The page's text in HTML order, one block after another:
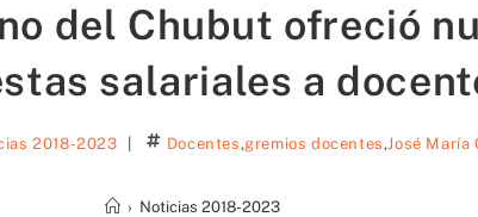
del Chubut ofreció
salariales a
2018-2023 Docentes,gremios docentes,José María
› Noticias 2018-2023